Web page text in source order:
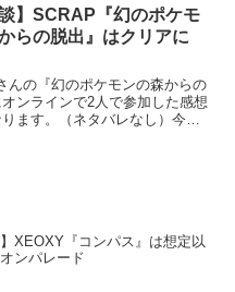
ました。雰囲気を知りたい方に
事です。
談】SCRAP『幻のポケモ
らの脱出』はクリアに
んの『幻のポケモンの森からの
ンラインで2人で参加した感想
ます。（ネタバレなし）今回
】XEOXY『コンパス』は想定以
ンパレード